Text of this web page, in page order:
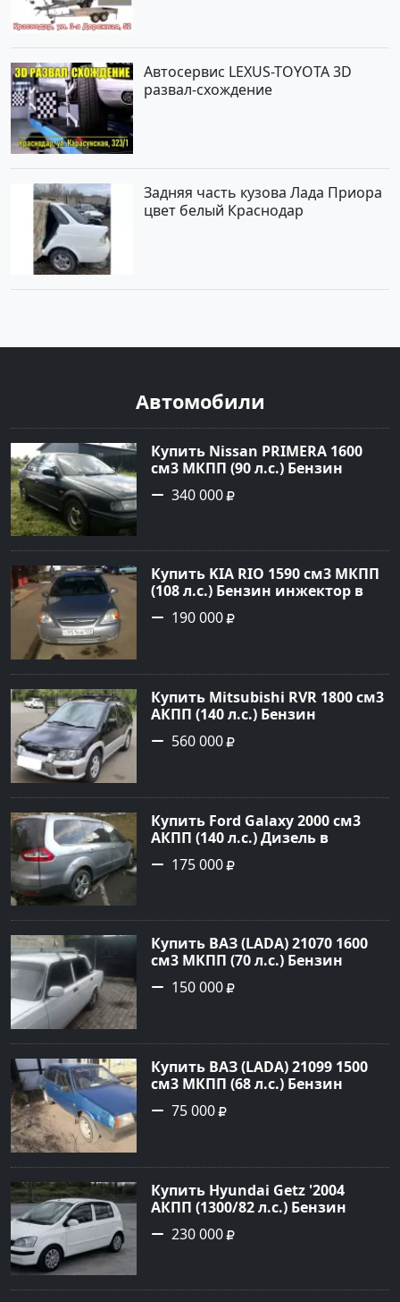
Автосервис LEXUS-TOYOTA 3D
развал-схождение
Задняя часть кузова Лада Приора
цвет белый Краснодар
Автомобили
Купить Nissan PRIMERA 1600
см3 МКПП (90 л.с.) Бензин
инжектор в Петровская: цвет
Зеленый Седан 1994 года по
Авторынок23
340 000
Купить KIA RIO 1590 см3 МКПП
(108 л.с.) Бензин инжектор в
Краснодар: цвет серебристый
Седан 2004 года по цене 190000
190 000
Купить Mitsubishi RVR 1800 см3
АКПП (140 л.с.) Бензин
инжектор в Троицкая : цвет
Черный Минивэн 1998 года по
Авторынок23
560 000
Купить Ford Galaxy 2000 см3
АКПП (140 л.с.) Дизель в
Новороссийск: цвет серый
металик Минивэн 2008 года по
Авторынок23
175 000
Купить ВАЗ (LADA) 21070 1600
см3 МКПП (70 л.с.) Бензин
инжектор в Платнировская:
цвет Белый Седан 2000 года по
Авторынок23
150 000
Купить ВАЗ (LADA) 21099 1500
см3 МКПП (68 л.с.) Бензин
инжектор в Кореновск : цвет
Синий Седан 2000 года по цене
75 000
Купить Hyundai Getz '2004
АКПП (1300/82 л.с.) Бензин
инжектор Петровская цвет
Белый Седан по цене 230000
230 000